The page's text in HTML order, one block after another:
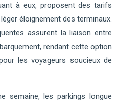
à eux, proposent des tarifs
éloignement des terminaux.
assurent la liaison entre
rendant cette option
les voyageurs soucieux de
semaine, les parkings longue